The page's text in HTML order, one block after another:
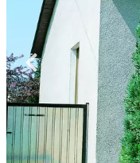
Zum vorigen Bild